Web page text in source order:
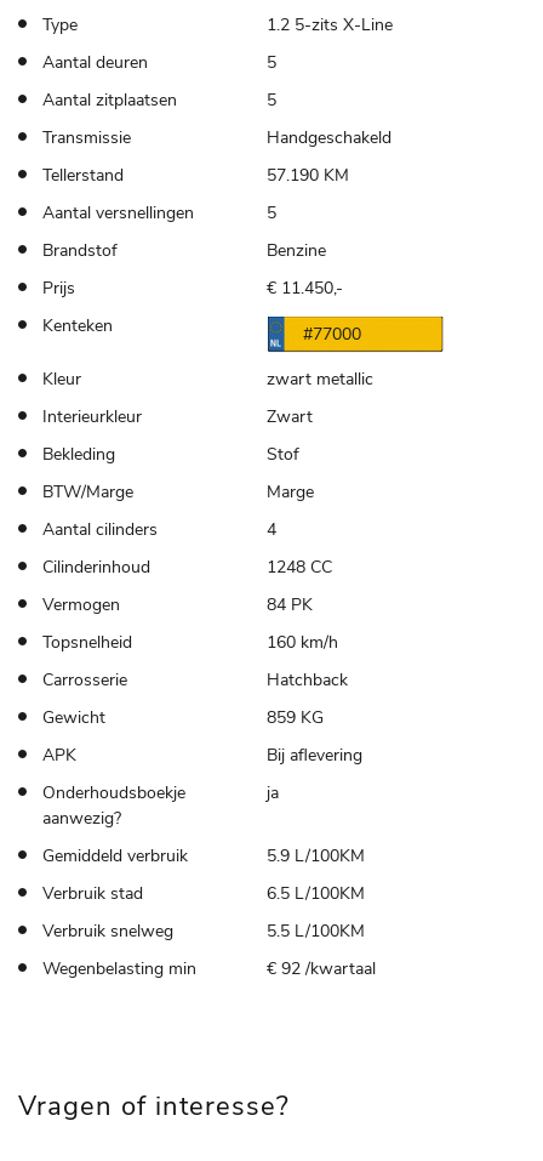
Type
1.2 5-zits X-Line
Aantal deuren
5
Aantal zitplaatsen
5
Transmissie
Handgeschakeld
Tellerstand
57.190 KM
Aantal versnellingen
5
Brandstof
Benzine
Prijs
€ 11.450,-
Kenteken
#77000
Kleur
zwart metallic
Interieurkleur
Zwart
Bekleding
Stof
BTW/Marge
Marge
Aantal cilinders
4
Cilinderinhoud
1248 CC
Vermogen
84 PK
Topsnelheid
160 km/h
Carrosserie
Hatchback
Gewicht
859 KG
APK
Bij aflevering
Onderhoudsboekje
aanwezig?
ja
Gemiddeld verbruik
5.9 L/100KM
Verbruik stad
6.5 L/100KM
Verbruik snelweg
5.5 L/100KM
Wegenbelasting min
€ 92 /kwartaal
Vragen of interesse?